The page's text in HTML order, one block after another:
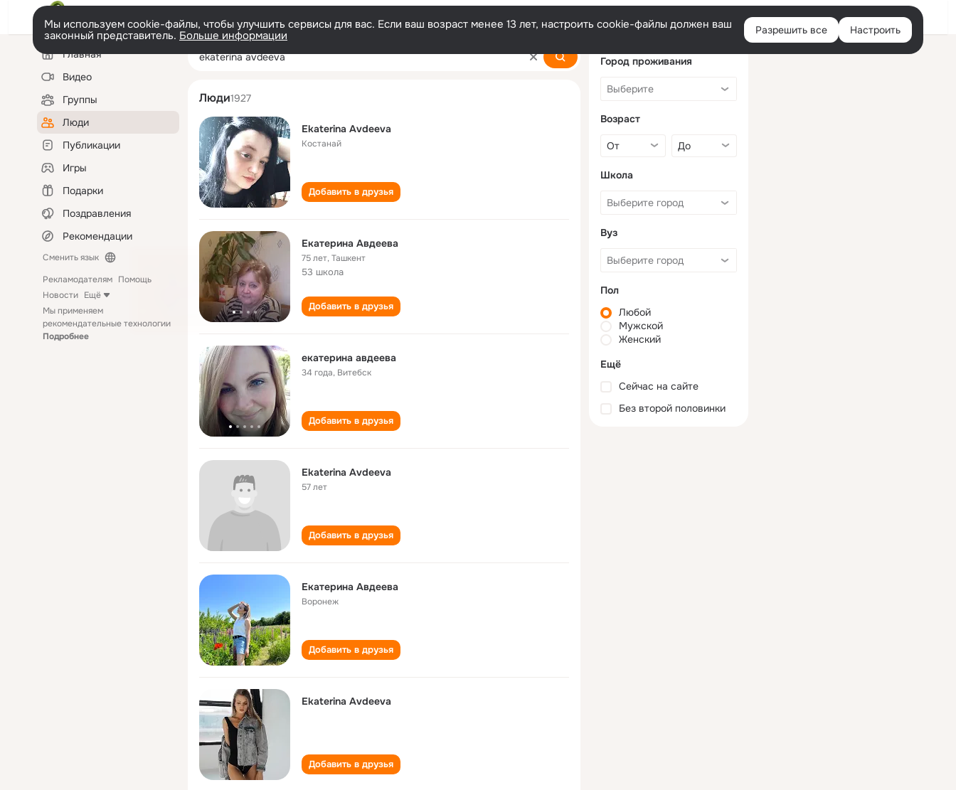
Войти
Мы используем cookie-файлы, чтобы улучшить сервисы для вас. Если ваш возраст менее 13 лет, настроить cookie-файлы должен ваш
законный представитель. Больше информации Разрешить все Настроить
Левая
колонкаГлавная
Видео
Группы
Люди
Публикации
Игры
Подарки
Поздравления
Рекомендации
Сменить язык
Рекламодателям Помощь
Новости Ещё
Мы применяем
рекомендательные технологии
Подробнее
ekaterina avdeeva
Люди1927
Ekaterina Avdeeva
Костанай
Добавить в друзья
Екатерина Авдеева
75 лет,Ташкент
53 школа
Добавить в друзья
екатерина авдеева
34 года, Витебск
Добавить в друзья
Ekaterina Avdeeva
57 лет
Добавить в друзья
Екатерина Авдеева
Воронеж
Добавить в друзья
Ekaterina Avdeeva
Добавить в друзья
Город проживания
Возраст
Школа
Вуз
Пол
Любой
Мужской
Женский
Ещё
Сейчас на сайте
Без второй половинки